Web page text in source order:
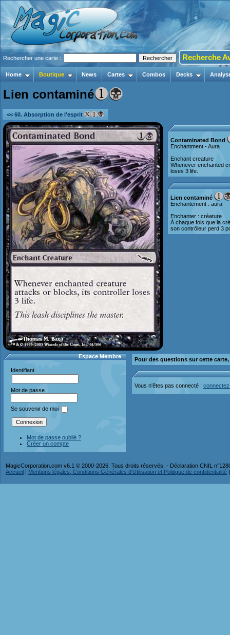
Rechercher une carte : Recherche
Home Boutique News Cartes Combos Decks
Lien contaminé
<< 60. Absorption de l'esprit
Contaminated Bond
Enchantment - Aura
Enchant creature
Whenever enchanted
loses 3 life.
Lien contaminé
Enchantement : aura
Enchanter : créature
À chaque fois que la
son contrôleur perd 3
Espace Membre
Identifiant
Mot de passe
Se souvenir de moi
Mot de passe oublié ?
Créer un compte
Pour des questions sur cette
Vous n'êtes pas connecté !
MagicCorporation.com v6.1 © 2000-2026. Tous droits réservés. - Déclaration CNIL
Accueil | Mentions légales, Conditions Générales d'Utilisation et Politique de confidentialité